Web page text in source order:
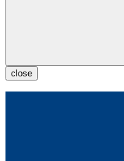
close